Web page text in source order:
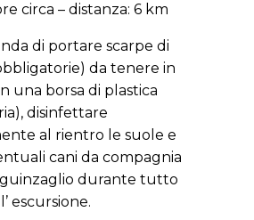
circa – distanza: 6 km
di portare scarpe di
da tenere in
una borsa di plastica
disinfettare
al rientro le suole e
cani da compagnia
durante tutto
escursione.